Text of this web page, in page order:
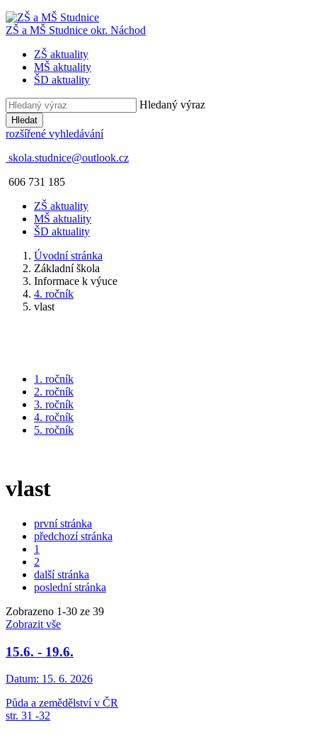
ZŠ a MŠ Studnice okr. Náchod
ZŠ aktuality
MŠ aktuality
ŠD aktuality
Hledaný výraz
Hledat
rozšířené vyhledávání
skola.studnice@outlook.cz
606 731 185
ZŠ aktuality
MŠ aktuality
ŠD aktuality
Úvodní stránka
Základní škola
Informace k výuce
4. ročník
vlast
1. ročník
2. ročník
3. ročník
4. ročník
5. ročník
vlast
první stránka
předchozí stránka
1
2
další stránka
poslední stránka
Zobrazeno 1-30 ze 39
Zobrazit vše
15.6. - 19.6.
Datum: 15. 6. 2026
Půda a zemědělství v ČR
str. 31 -32